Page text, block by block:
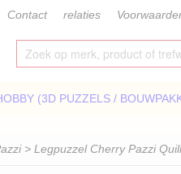
Contact relaties
(3D PUZZELS /
> Legpuzzel Cherry Pazzi